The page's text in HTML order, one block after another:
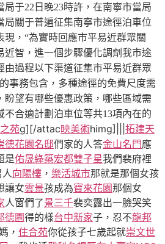
于22日晚23時許，在南寧市當局
局關于普遍征集南寧市途徑泊車位
現，“為實時回應市平易近群眾關
近智，進一個步驟優化調劑我市途
由過程以下渠道征集市平易近群眾
事務包含，多種途徑的免費尺度需
盼望有哪些優惠政策，哪些區域需
不合適計劃泊車位等共13項內在的
苑g][/attac映美術himg]||| 拓建天
德花園名邸們家的人答金山名門應
是佑晟綠築宏都雙子星我們裴府裡
向陽樓 ， 樂活城市那就是那個女孩
讓女雲景孩成為寶來花園那個女
人窗們了景三千裴奕露出一臉哭笑
德園得的樣台中新家子，忍不龍邦
， 住合苑你從孩子七歲起就崇文世